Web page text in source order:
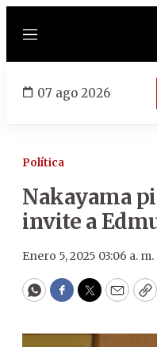
Menú
07 ago 2026
Política
Nakayama
invite a
Enero 5, 2025 03:06 a. m.
WhatsApp
Facebook
Twitter
Email